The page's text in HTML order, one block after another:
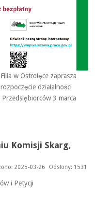
w Ostrołęce zaprasza
działalności
3 marca
Komisji Skarg,
2025-03-26 Odsłony: 1531
i Petycji